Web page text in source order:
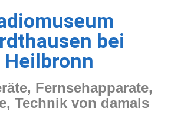
bei
Heilbronn
Fernsehapparate,
Technik von damals